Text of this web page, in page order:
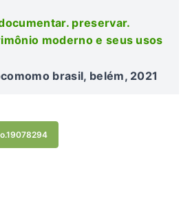
preservar.
moderno e seus usos
brasil, belém, 2021